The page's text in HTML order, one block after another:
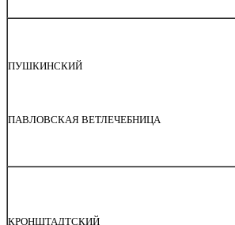
ПУШКИНСКИЙ
ПАВЛОВСКАЯ ВЕТЛЕЧЕБНИЦА
КРОНШТАДТСКИЙ